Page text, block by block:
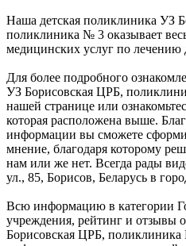
Наша детская поликлиника УЗ
поликлиника № 3 оказывает
медицинских услуг по лечению
Для более подробного
УЗ Борисовская ЦРБ,
нашей странице или
которая расположена выше.
информации вы сможете
мнение, благодаря которому
нам или же нет. Всегда рады
ул., 85, Борисов, Беларусь в
Всю информацию в категории
учреждения, рейтинг и отзывы
Борисовская ЦРБ,